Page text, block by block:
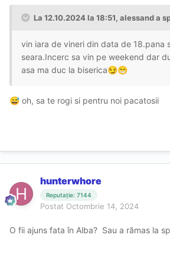
La 12.10.2024 la 18:51, alessanda
vin iara de vineri din data de 18.pana
seara.Incerc sa vin pe weekend dar
asa ma duc la biserica😏😁
😅 oh, sa te rogi si pentru noi pacatosii
hunterwhore
Reputație: 7144
Postat Octombrie 14, 2024
O fii ajuns fata în Alba? Sau a rămas la